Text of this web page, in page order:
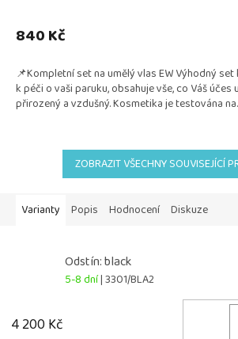
produktu
je
z
5
hvězdiček.
840 Kč
📌Kompletní set na umělý vlas EW Výhodný
k péči o vaši paruku, obsahuje vše, co Váš účes
přirozený a vzdušný. Kosmetika je testována
ZOBRAZIT VŠECHNY SOUVISEJÍCÍ
Varianty Popis Hodnocení Diskuze
Odstín: black
5-8 dní| 3301/BLA2
4 200 Kč